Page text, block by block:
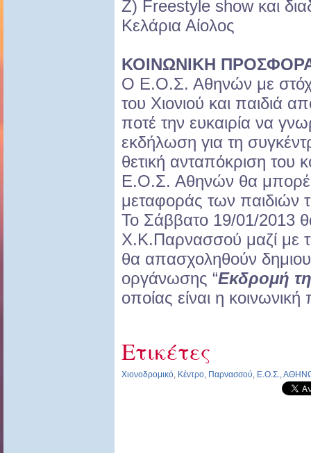
Ζ) Freestyle show και
Κελάρια Αίολος
ΚΟΙΝΩΝΙΚΗ
Ο Ε.Ο.Σ. Αθηνών με
του Χιονιού και παιδιά
ποτέ την ευκαιρία να
εκδήλωση για τη
θετική ανταπόκριση
Ε.Ο.Σ. Αθηνών θα
μεταφοράς των παιδιών
Το Σάββατο 19/01/2013
Χ.Κ.Παρνασσού μαζί με
θα απασχοληθούν
οργάνωσης “Εκδρομή
οποίας είναι η
Ετικέτες
Χιονοδρομικό, Κέντρο, Παρνασσού, Ε.Ο.Σ.,